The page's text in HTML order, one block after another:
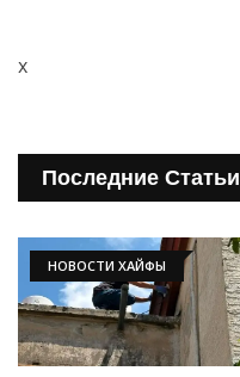
x
Последние Статьи
НОВОСТИ ХАЙФЫ